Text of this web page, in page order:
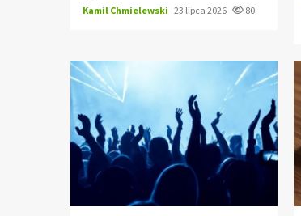
Kamil Chmielewski 23 lipca 2026 80